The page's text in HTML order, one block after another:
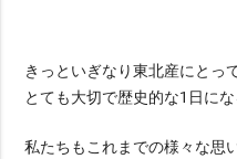
きっといぎなり東北産にとっ
とても大切で歴史的な1日にな
私たちもこれまでの様々な思